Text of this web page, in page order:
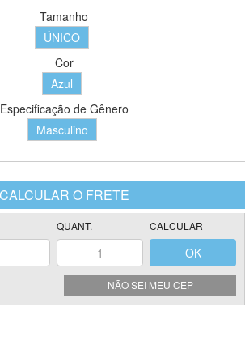
Tamanho
ÚNICO
Cor
Azul
Especificação de Gênero
Masculino
NÃO SEI MEU CEP